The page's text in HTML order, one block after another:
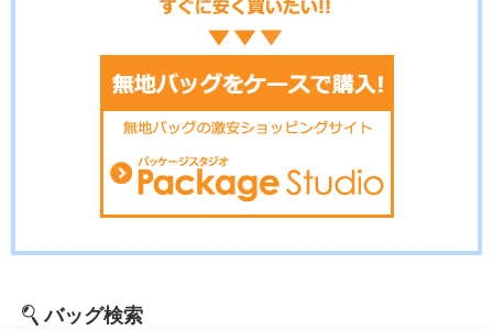
バッグ検索